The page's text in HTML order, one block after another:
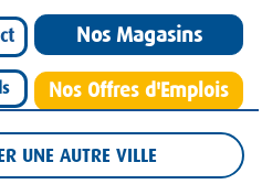
Nos Magasins
Nos Offres d'Emplois
UNE AUTRE VILLE